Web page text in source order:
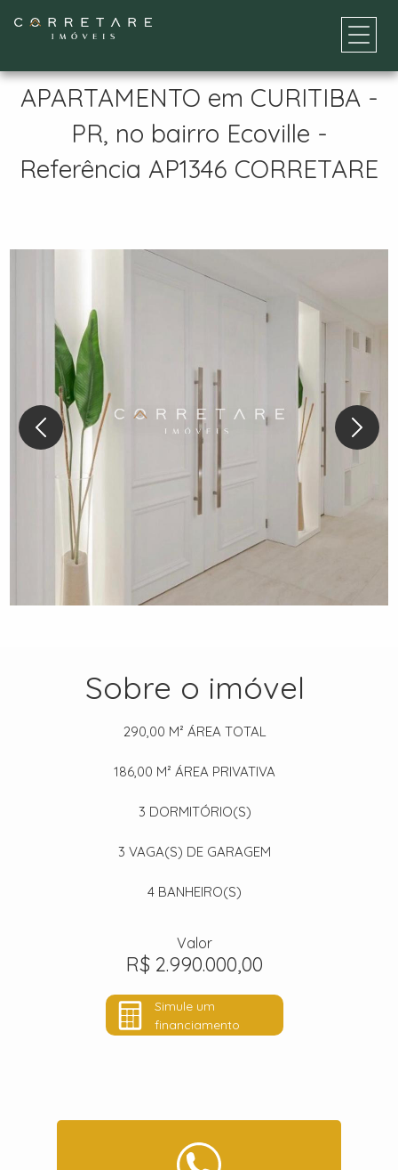
APARTAMENTO em CURITIBA -
PR, no bairro Ecoville -
Referência AP1346 CORRETARE
Sobre o imóvel
290,00 M² ÁREA TOTAL
186,00 M² ÁREA PRIVATIVA
3 DORMITÓRIO(S)
3 VAGA(S) DE GARAGEM
4 BANHEIRO(S)
Valor
R$ 2.990.000,00
Simule um
financiamento